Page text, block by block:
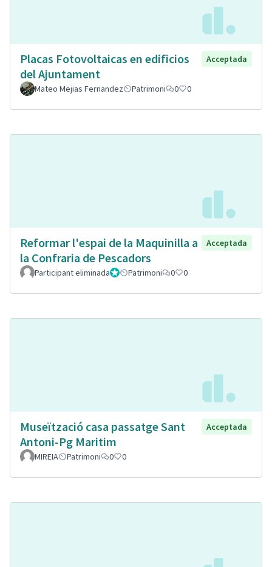
Placas Fotovoltaicas en edificios
del Ajuntament
Acceptada
Mateo Mejias Fernandez Patrimoni 0 0
Reformar l'espai de la Maquinilla a
la Confraria de Pescadors
Acceptada
Participant eliminadaAdministrador
Patrimoni 0 0
Museïtzació casa passatge Sant
Antoni-Pg Maritim
Acceptada
MIREIA Patrimoni 0 0